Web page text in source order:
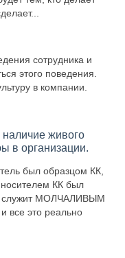
сотрудника и
этого поведения.
в компании.
живого
в организации.
был образцом КК,
КК был
служит МОЛЧАЛИВЫМ
это реально